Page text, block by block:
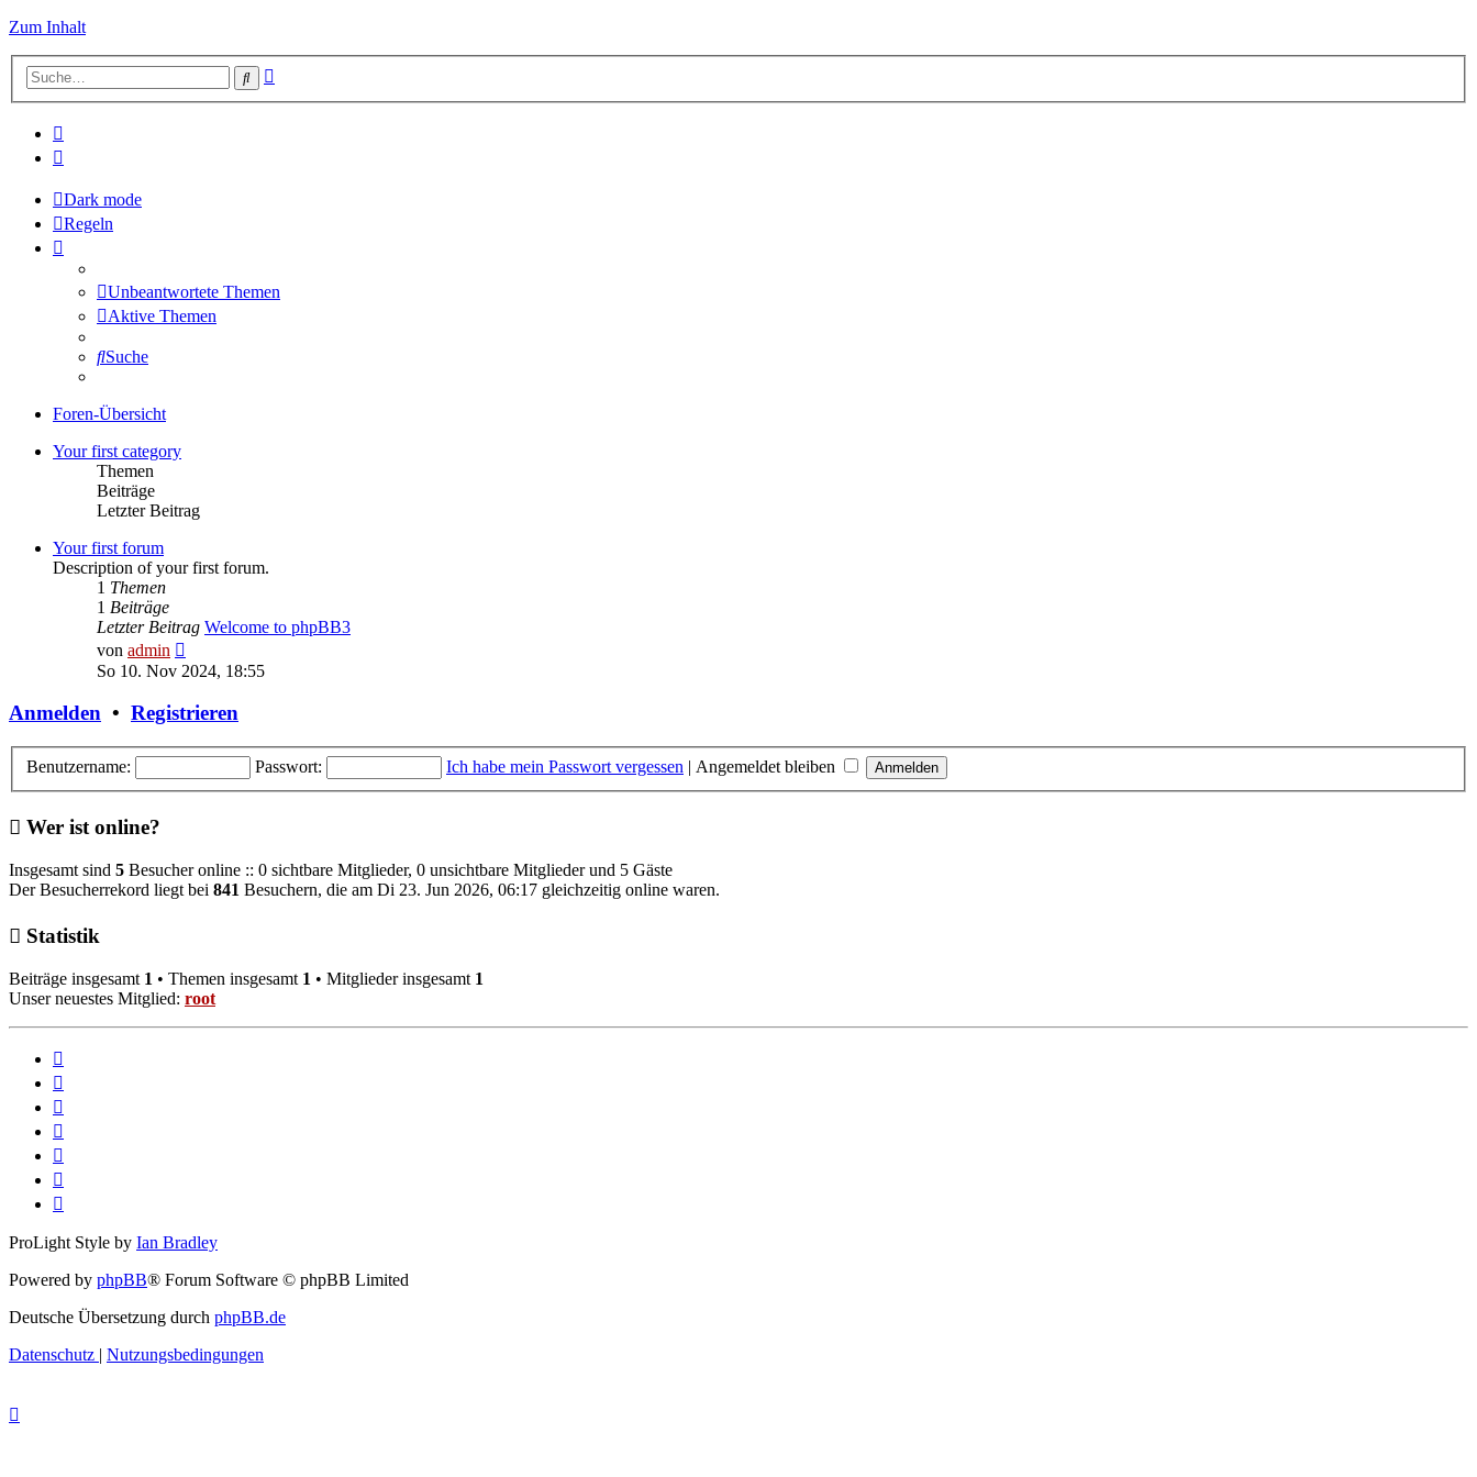
Zum Inhalt
Suche
Dark mode
Regeln
Unbeantwortete Themen
Aktive Themen
Suche
Foren-Übersicht
Your first category
Themen
Beiträge
Letzter Beitrag
Your first forum
Description of your first forum.
1 Themen
1 Beiträge
Letzter Beitrag Welcome to phpBB3
von admin
Beitrag
So 10. Nov 2024, 18:55
Anmelden • Registrieren
Benutzername: Passwort: Ich habe mein Passwort vergessen | Angemeldet bleiben
Wer ist online?
Insgesamt sind 5 Besucher online :: 0 sichtbare Mitglieder, 0 unsichtbare Mitglieder und 5 Gäste
Der Besucherrekord liegt bei 841 Besuchern, die am Di 23. Jun 2026, 06:17 gleichzeitig online waren.
Statistik
Beiträge insgesamt 1 • Themen insgesamt 1 • Mitglieder insgesamt 1
Unser neuestes Mitglied: root
ProLight Style by Ian Bradley
Powered by phpBB® Forum Software © phpBB Limited
Deutsche Übersetzung durch phpBB.de
Datenschutz | Nutzungsbedingungen